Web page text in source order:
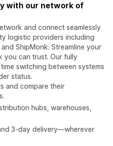
with our network of
and connect seamlessly
logistic providers including
ShipMonk. Streamline your
you can trust. Our fully
switching between systems
status.
and compare their
hubs, warehouses,
3-day delivery—wherever